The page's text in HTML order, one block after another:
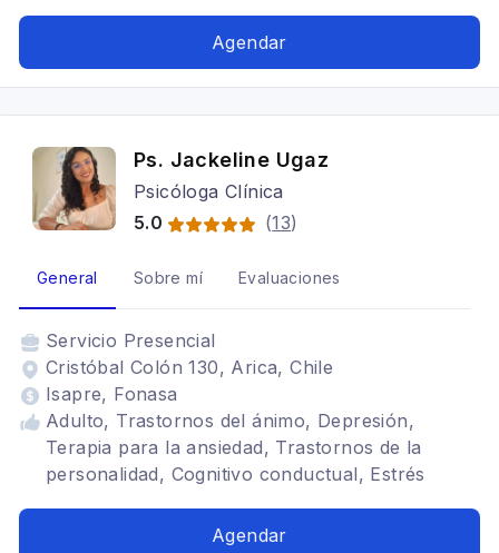
Agendar
Ps. Jackeline Ugaz
Psicóloga Clínica
5.0
(13)
General Sobre mí Evaluaciones
Servicio Presencial
Cristóbal Colón 130, Arica, Chile
Isapre, Fonasa
Adulto, Trastornos del ánimo, Depresión,
Terapia para la ansiedad, Trastornos de la
personalidad, Cognitivo conductual, Estrés
Agendar